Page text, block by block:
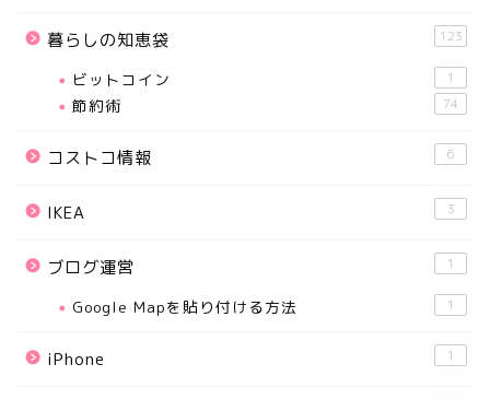
暮らしの知恵袋 123
ビットコイン 1
節約術 74
コストコ情報 6
IKEA 3
ブログ運営 1
Google Mapを貼り付ける方法 1
iPhone 1